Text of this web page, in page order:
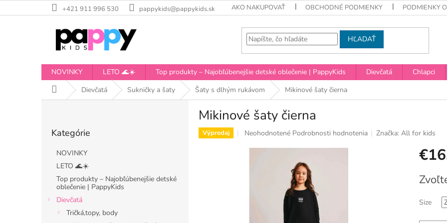
na
+421 911 996 530 pappykids@pappykids.sk AKO NAKUPOVAŤ OBCHODNÉ PODMIENKY PODMIENKY
HĽADAŤ
NOVINKY LETO 🌊☀️ Top produkty – Najobľúbenejšie detské oblečenie | PappyKids Dievčatá Chlapci
DomovDievčatá Sukničky a šaty Šaty s dlhým rukávom Mikinové šaty čierna
kategórie
Kategórie
NOVINKY
LETO 🌊☀️
Top produkty – Najobľúbenejšie detské
oblečenie | PappyKids
Dievčatá
Tričká,topy, body
Mikinové šaty čierna
Výpredaj
Priemerné
Neohodnotené Podrobnosti hodnotenia Značka:All for kids
cena:
Size